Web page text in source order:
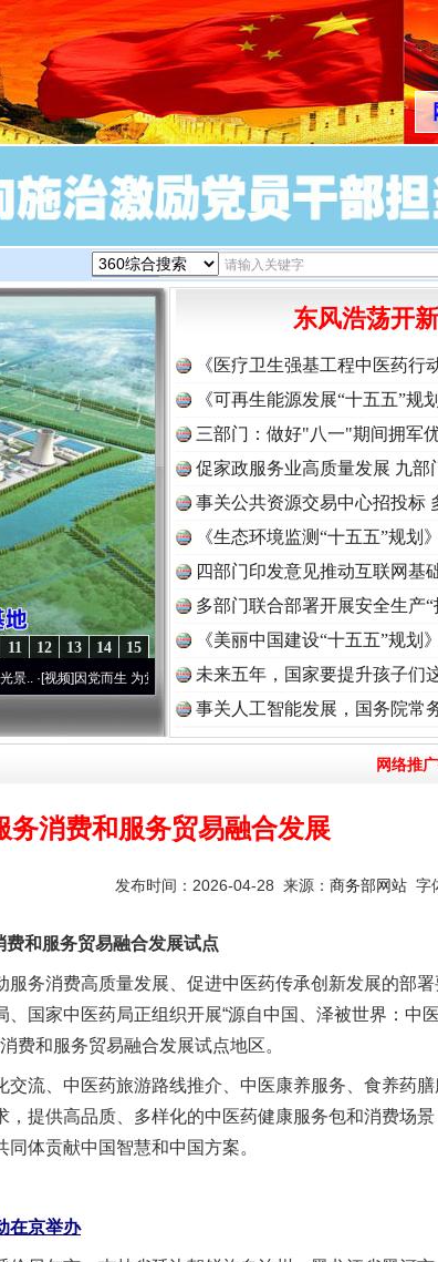
15
14
13
12
11
频]因党而生 为党而战——百年“纪”事⑧加强纪律..·[视频]牢记初心使命 奋
东风浩荡开
《医疗卫生强基工程中医药行
《可再生能源发展“十五五”规
三部门：做好"八一"期间拥军
促家政服务业高质量发展 九部
事关公共资源交易中心招投标
《生态环境监测“十五五”规划
读
四部门印发意见推动互联网基
多部门联合部署开展安全生产
《美丽中国建设“十五五”规划
未来五年，国家要提升孩子们
事关人工智能发展，国务院常
网络推
务消费和服务贸易融合发展
发布时间：2026-04-28 来源： 商务部网站 字
和服务贸易融合发展试点
消费高质量发展、促进中医药传承创新发展的部署
国家中医药局正组织开展“源自中国、泽被世界：中
费和服务贸易融合发展试点地区。
、中医药旅游路线推介、中医康养服务、食养药膳
提供高品质、多样化的中医药健康服务包和消费场
体贡献中国智慧和中国方案。
在京举办
亲情 巡回调解促和解..